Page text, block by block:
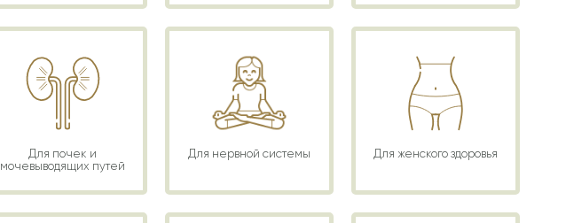
Для почек и
мочевыводящих путей
Для нервной системы Для женского здоровья